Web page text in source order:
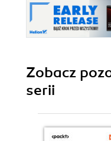
Zobacz
serii